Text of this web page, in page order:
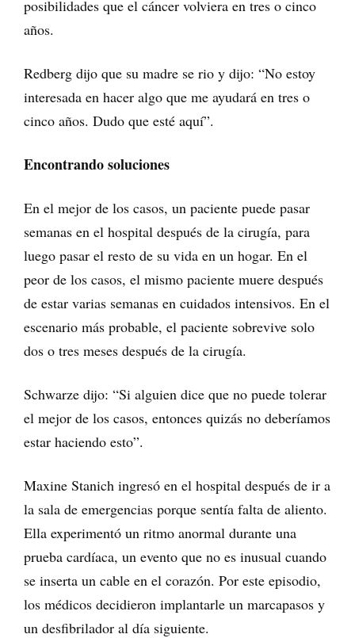
posibilidades que el cáncer volviera en tres o cinco
años.
Redberg dijo que su madre se rio y dijo: “No estoy
interesada en hacer algo que me ayudará en tres o
cinco años. Dudo que esté aquí”.
Encontrando soluciones
En el mejor de los casos, un paciente puede pasar
semanas en el hospital después de la cirugía, para
luego pasar el resto de su vida en un hogar. En el
peor de los casos, el mismo paciente muere después
de estar varias semanas en cuidados intensivos. En el
escenario más probable, el paciente sobrevive solo
dos o tres meses después de la cirugía.
Schwarze dijo: “Si alguien dice que no puede tolerar
el mejor de los casos, entonces quizás no deberíamos
estar haciendo esto”.
Maxine Stanich ingresó en el hospital después de ir a
la sala de emergencias porque sentía falta de aliento.
Ella experimentó un ritmo anormal durante una
prueba cardíaca, un evento que no es inusual cuando
se inserta un cable en el corazón. Por este episodio,
los médicos decidieron implantarle un marcapasos y
un desfibrilador al día siguiente.